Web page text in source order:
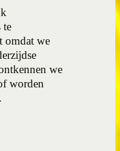
te
omdat we
we
worden